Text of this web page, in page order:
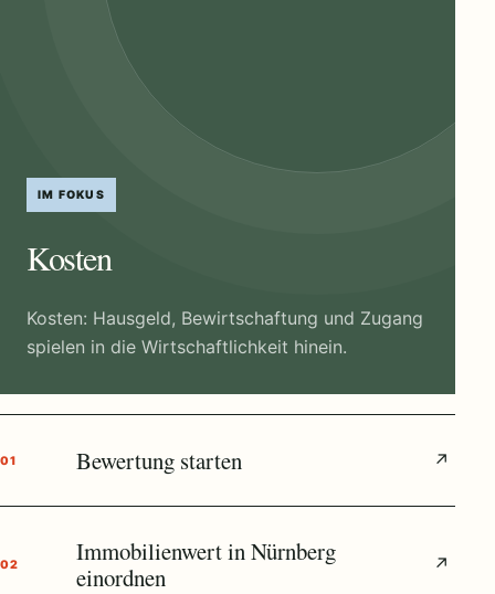
IM FOKUS
Kosten
Kosten: Hausgeld, Bewirtschaftung und Zugang
spielen in die Wirtschaftlichkeit hinein.
01 Bewertung starten ↗
02
Immobilienwert in Nürnberg
einordnen
↗